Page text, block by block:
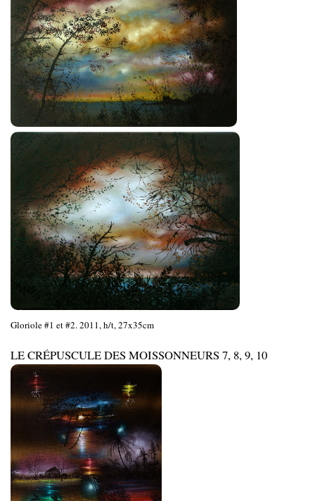
Gloriole #1 et #2. 2011, h/t, 27x35cm
LE CRÉPUSCULE DES MOISSONNEURS 7, 8, 9, 10